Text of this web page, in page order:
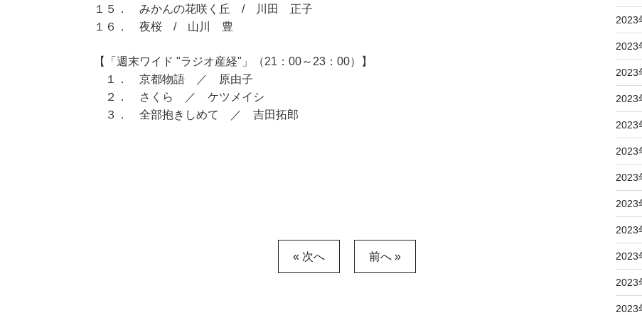
１５． みかんの花咲く丘 / 川田 正子
１６． 夜桜 / 山川 豊
【「週末ワイド "ラジオ産経"」（21：00～23：00）】
１． 京都物語 ／ 原由子
２． さくら ／ ケツメイシ
３． 全部抱きしめて ／ 吉田拓郎
« 次へ 前へ »
2023
2023
2023
2023
2023
2023
2023
2023
2023
2023
2023
2023